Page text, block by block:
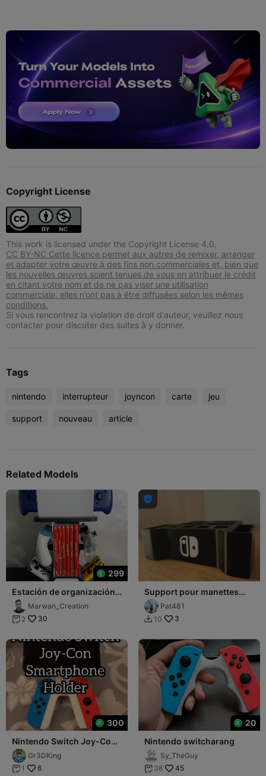
Copyright License
This work is licensed under the Copyright License 4.0.
CC BY-NC Cette licence permet aux autres de remixer, arranger
et adapter votre œuvre à des fins non commerciales et, bien que
les nouvelles œuvres soient tenues de vous en attribuer le crédit
en citant votre nom et de ne pas viser une utilisation
commerciale, elles n’ont pas à être diffusées selon les mêmes
conditions.
Si vous rencontrez la violation de droit d'auteur, veuillez nous
contacter pour discuter des suites à y donner.
Tags
nintendo interrupteur joyncon carte jeu
support nouveau article
Related Models
299
Estación de organización
juegos y mandos de
Nintendo Switch
Marwan_Creation
 2 30

Support pour manettes
Nintendo Switch Joy-Con
Pat481
 10 3
300
Nintendo Switch Joy-Con
Smartphone Holder
Gr3DKing
 1 6
20
Nintendo switcharang
Sy_TheGuy
 38 45